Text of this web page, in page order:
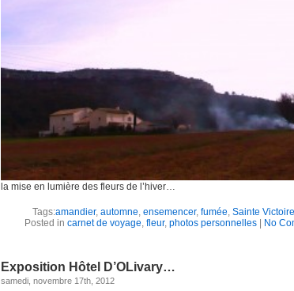
la mise en lumière des fleurs de l’hiver…
Tags:amandier, automne, ensemencer, fumée, Sainte Victoire
Posted in carnet de voyage, fleur, photos personnelles| No
Exposition Hôtel D’OLivary…
samedi, novembre 17th, 2012